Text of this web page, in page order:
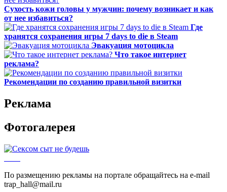
Сухость кожи головы у мужчин: почему возникает и как
от нее избавиться?
Где
хранятся сохранения игры 7 days to die в Steam
Эвакуация мотоцикла
Что такое интернет
реклама?
Рекомендации по созданию правильной визитки
Реклама
Фотогалерея
По размещению рекламы на портале обращайтесь на e-mail
trap_hall@mail.ru